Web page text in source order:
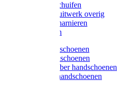
Grendels/schuifen
Hang en sluitwerk overig
Hengen/scharnieren
Scharnieren
Latex handschoenen
Leren handschoenen
PVC / Rubber handschoenen
Katoenen handschoenen